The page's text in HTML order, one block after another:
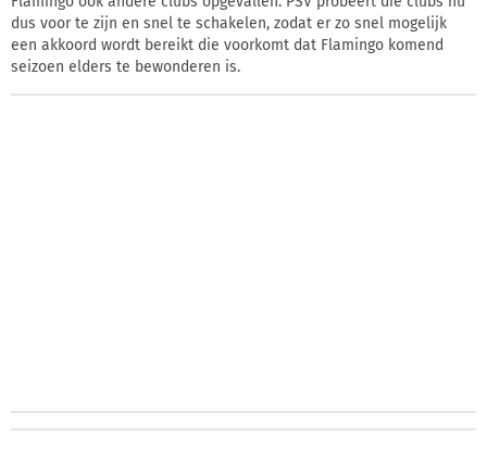
dus voor te zijn en snel te schakelen, zodat er zo snel mogelijk
een akkoord wordt bereikt die voorkomt dat Flamingo komend
seizoen elders te bewonderen is.